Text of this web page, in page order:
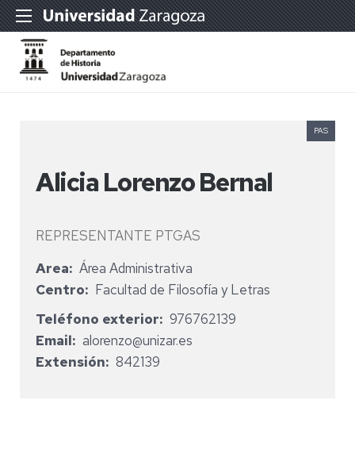
Alicia Lorenzo Bernal
REPRESENTANTE PTGAS
PAS
Area
Área Administrativa
Centro
Facultad de Filosofía y Letras
Teléfono exterior
976762139
Email
alorenzo@unizar.es
Extensión
842139